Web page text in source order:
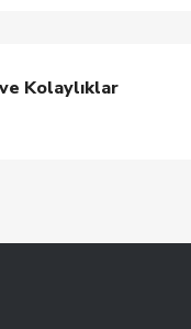
Kolaylıklar